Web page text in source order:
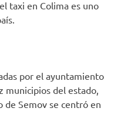
taxi en Colima es uno
por el ayuntamiento
municipios del estado,
Semov se centró en